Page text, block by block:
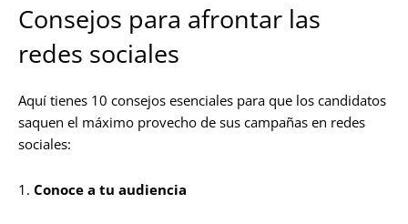
Consejos para afrontar las
redes sociales
Aquí tienes 10 consejos esenciales para que los candidatos
saquen el máximo provecho de sus campañas en redes
sociales:
1. Conoce a tu audiencia